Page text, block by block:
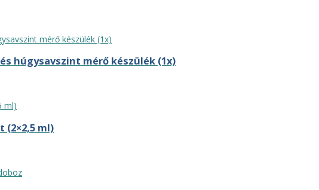
húgysavszint mérő készülék (1x)
(2×2,5 ml)